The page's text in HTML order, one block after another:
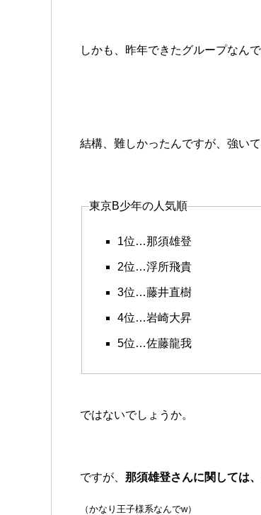
しかも、昨年できたグループなん
結構、難しかったんですが、強いて
東京B少年の人気順
1位…那須雄登
2位…浮所飛貴
3位…藤井直樹
4位…岩崎大昇
5位…佐藤龍我
ではないでしょうか。
ですが、 那須雄登さんに関しては
（かなり王子様系なんでw）